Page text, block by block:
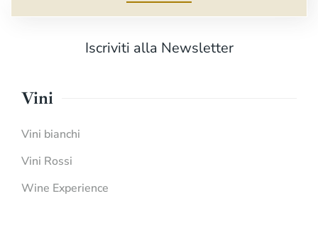
Iscriviti alla Newsletter
Vini
Vini bianchi
Vini Rossi
Wine Experience